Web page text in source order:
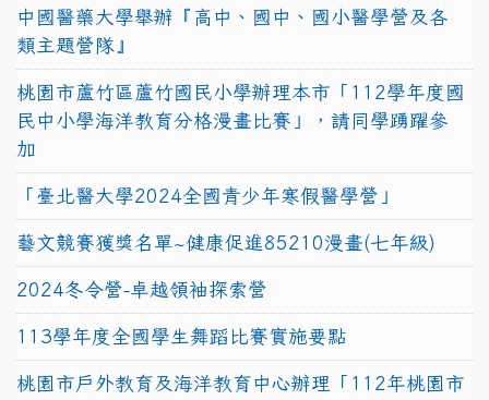
中國醫藥大學舉辦『高中、國中、國小醫學營及各
類主題營隊』
桃園市蘆竹區蘆竹國民小學辦理本市「112學年度國
民中小學海洋教育分格漫畫比賽」，請同學踴躍參
加
「臺北醫大學2024全國青少年寒假醫學營」
藝文競賽獲獎名單~健康促進85210漫畫(七年級)
2024冬令營-卓越領袖探索營
113學年度全國學生舞蹈比賽實施要點
桃園市戶外教育及海洋教育中心辦理「112年桃園市